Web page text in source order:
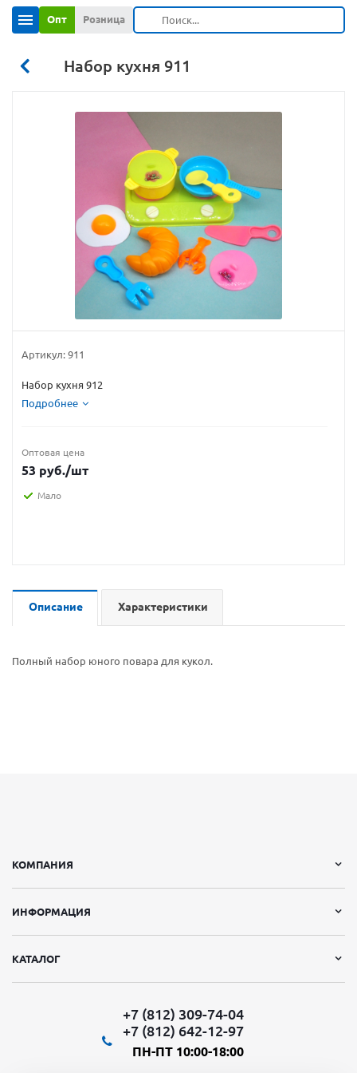
Опт Розница
Набор кухня 911
Артикул: 911
Набор кухня 912
Подробнее
Оптовая цена
53 руб./шт
Мало
Описание Характеристики
Полный набор юного повара для кукол.
КОМПАНИЯ
ИНФОРМАЦИЯ
КАТАЛОГ
+7 (812) 309-74-04
+7 (812) 642-12-97
ПН-ПТ 10:00-18:00